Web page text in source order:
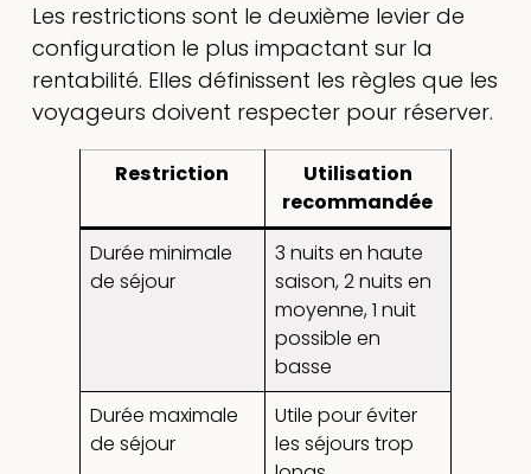
Les restrictions sont le deuxième levier de
configuration le plus impactant sur la
rentabilité. Elles définissent les règles que les
voyageurs doivent respecter pour réserver.
Restriction
Utilisation
recommandée
Durée minimale
de séjour
3 nuits en haute
saison, 2 nuits en
moyenne, 1 nuit
possible en
basse
Durée maximale
de séjour
Utile pour éviter
les séjours trop